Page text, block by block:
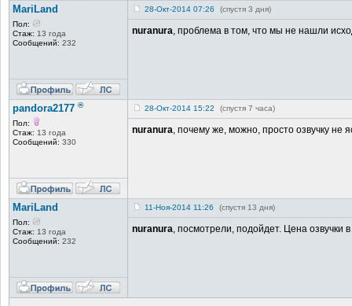
MariLand
Пол:
Стаж: 13 года
Сообщений: 232
28-Окт-2014 07:26 (спустя 3 дня)
nuranura , проблема в том, что мы не нашли
pandora2177 ®
Пол:
Стаж: 13 года
Сообщений: 330
28-Окт-2014 15:22 (спустя 7 часа)
nuranura , почему же, можно, просто озвучку не
MariLand
Пол:
Стаж: 13 года
Сообщений: 232
11-Ноя-2014 11:26 (спустя 13 дня)
nuranura , посмотрели, подойдет. Цена озвучки